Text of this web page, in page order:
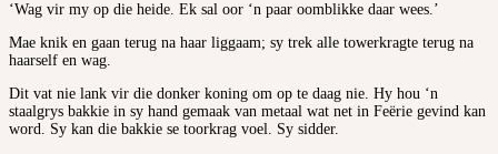
‘Wag vir my op die heide. Ek sal oor ‘n paar oomblikke daar wees.’
Mae knik en gaan terug na haar liggaam; sy trek alle towerkragte terug na
haarself en wag.
Dit vat nie lank vir die donker koning om op te daag nie. Hy hou ‘n
staalgrys bakkie in sy hand gemaak van metaal wat net in Feërie gevind kan
word. Sy kan die bakkie se toorkrag voel. Sy sidder.